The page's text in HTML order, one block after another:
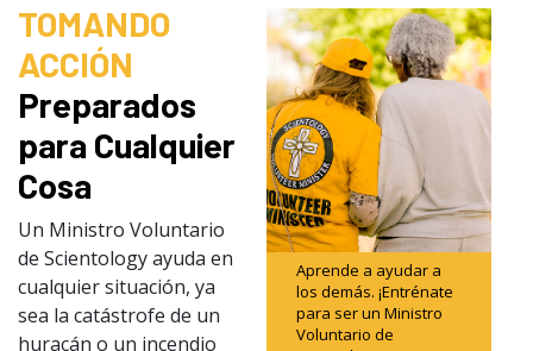
Aprende a ayudar a
los demás. ¡Entrénate
para ser un Ministro
Voluntario de
TOMANDO
ACCIÓN
Preparados
para Cualquier
Cosa
Un Ministro Voluntario
de Scientology ayuda en
cualquier situación, ya
sea la catástrofe de un
huracán o un incendio